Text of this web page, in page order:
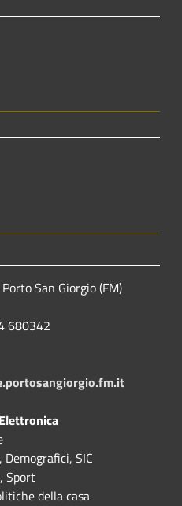
San Giorgio (FM)
680342
SIC
Sport
della casa